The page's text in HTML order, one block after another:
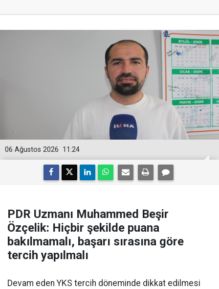
11:24
06 Ağustos 2026
PDR Uzmanı Muhammed Beşir
Özçelik: Hiçbir şekilde puana
bakılmamalı, başarı sırasına göre
tercih yapılmalı
Devam eden YKS tercih döneminde dikkat edilmesi